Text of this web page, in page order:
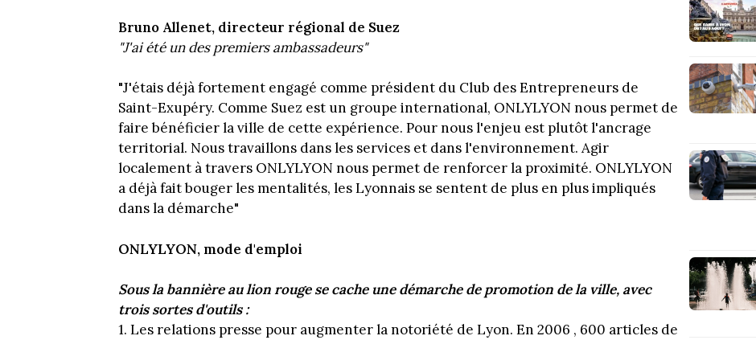
Bruno Allenet, directeur régional de Suez
"J'ai été un des premiers ambassadeurs"
"J'étais déjà fortement engagé comme président du Club des Entrepreneurs de
Saint-Exupéry. Comme Suez est un groupe international, ONLYLYON nous permet de
faire bénéficier la ville de cette expérience. Pour nous l'enjeu est plutôt l'ancrage
territorial. Nous travaillons dans les services et dans l'environnement. Agir
localement à travers ONLYLYON nous permet de renforcer la proximité. ONLYLYON
a déjà fait bouger les mentalités, les Lyonnais se sentent de plus en plus impliqués
dans la démarche"
ONLYLYON, mode d'emploi
Sous la bannière au lion rouge se cache une démarche de promotion de la ville, avec
trois sortes d'outils :
1. Les relations presse pour augmenter la notoriété de Lyon. En 2006 , 600 articles de